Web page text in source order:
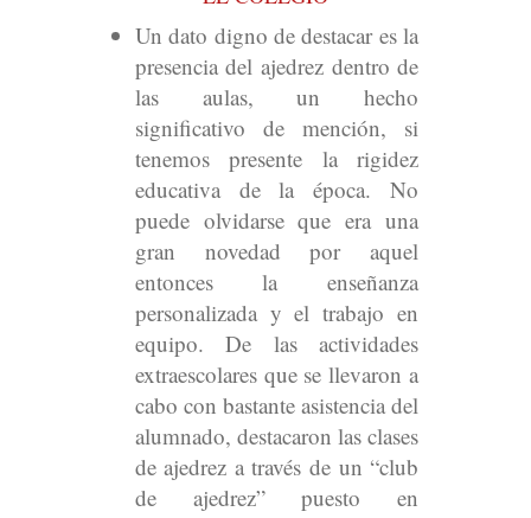
Un dato digno de destacar es la
presencia del ajedrez dentro de
las aulas, un hecho
significativo de mención, si
tenemos presente la rigidez
educativa de la época. No
puede olvidarse que era una
gran novedad por aquel
entonces la enseñanza
personalizada y el trabajo en
equipo. De las actividades
extraescolares que se llevaron a
cabo con bastante asistencia del
alumnado, destacaron las clases
de ajedrez a través de un “club
de ajedrez” puesto en